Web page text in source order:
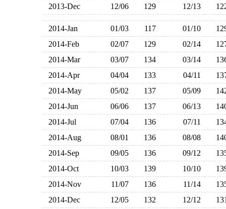
2013-Dec
12/06 129 12/13
2014-Jan 01/03 117 01/10
2014-Feb
02/07 129 02/14
2014-Mar
03/07 134 03/14
2014-Apr
04/04 133 04/11
2014-May
05/02 137 05/09
2014-Jun
06/06 137 06/13
2014-Jul
07/04 136 07/11
2014-Aug
08/01 136 08/08
2014-Sep
09/05 136 09/12
2014-Oct
10/03 139 10/10
2014-Nov
11/07 136 11/14
2014-Dec
12/05 132 12/12